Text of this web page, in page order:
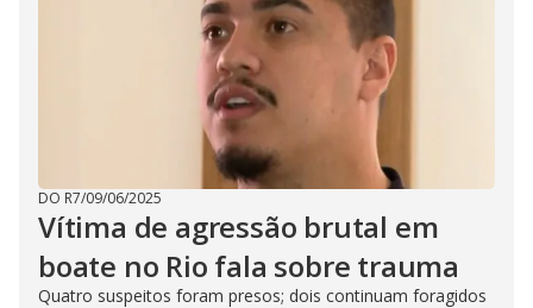
DO R7/09/06/2025
Vítima de agressão brutal em
boate no Rio fala sobre trauma
Quatro suspeitos foram presos; dois continuam foragidos